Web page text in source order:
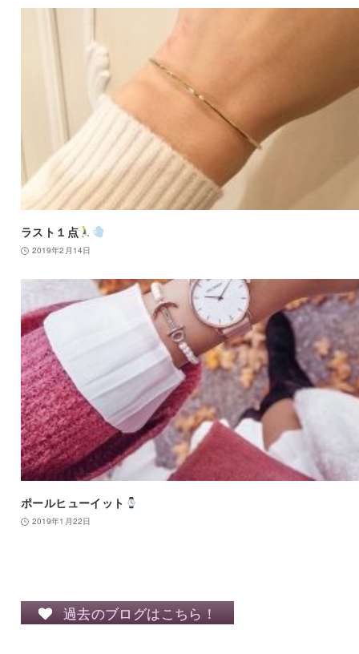
ラスト１点
2019年2月14日
ポールヒューイット
2019年1月22日
過去のブログはこちら！